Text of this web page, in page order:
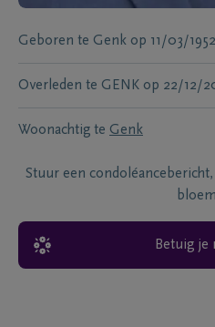
Geboren te Genk op 11/03/1952
Overleden te GENK op 22/12/
Woonachtig te Genk
Stuur een
Betuig je